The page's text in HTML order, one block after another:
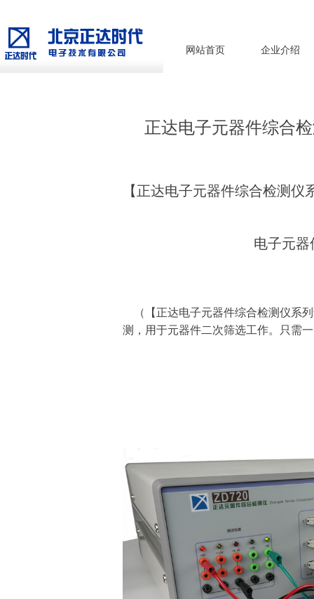
网站首页 企业介绍
正达电子元器件综合
【正达电子元器件综合检测仪
电子元器
（
【正达电子元器件综合检测仪系
测，用于元器件二次筛选工作。只需